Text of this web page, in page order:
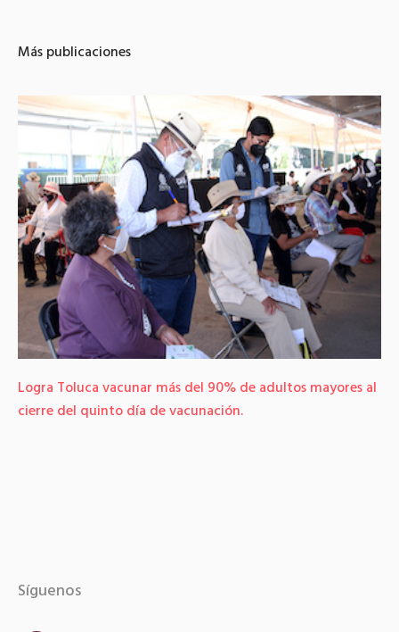
Más publicaciones
Logra Toluca vacunar más del 90% de adultos mayores al
cierre del quinto día de vacunación.
Síguenos